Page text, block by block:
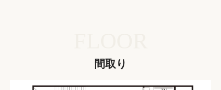
間取り